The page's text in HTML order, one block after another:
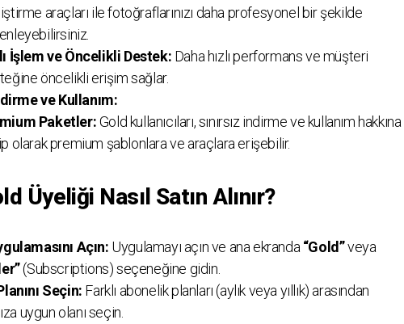
araçları ile fotoğraflarınızı daha profesyonel bir şekilde
İşlem ve Öncelikli Destek: Daha hızlı performans ve müşteri
öncelikli erişim sağlar.
ve Kullanım:
Paketler:Gold kullanıcıları, sınırsız indirme ve kullanım hakkına
olarak premium şablonlara ve araçlara erişebilir.
Üyeliği Nasıl Satın Alınır?
Açın: Uygulamayı açın ve ana ekranda “Gold”veya
(Subscriptions) seçeneğine gidin.
Seçin: Farklı abonelik planları (aylık veya yıllık) arasından
uygun olanı seçin.